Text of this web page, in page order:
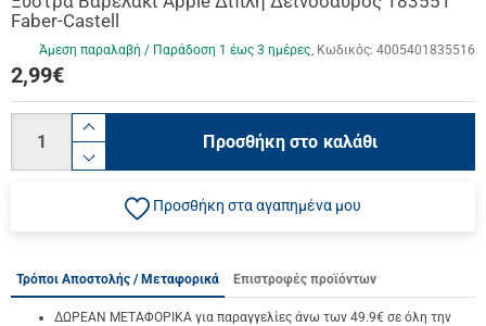
Faber-Castell
Άμεση παραλαβή / Παράδoση 1 έως 3 ημέρες Κωδικός: 4005401835516
2,99€
product.increase.quantity
product.decrease.quantity
Προσθήκη στο καλάθι
Προσθήκη στα αγαπημένα μου
Τρόποι Αποστολής / Μεταφορικά Επιστροφές προϊόντων
ΔΩΡΕΑΝ ΜΕΤΑΦΟΡΙΚΑ για παραγγελίες άνω των 49.9€ σε όλη την